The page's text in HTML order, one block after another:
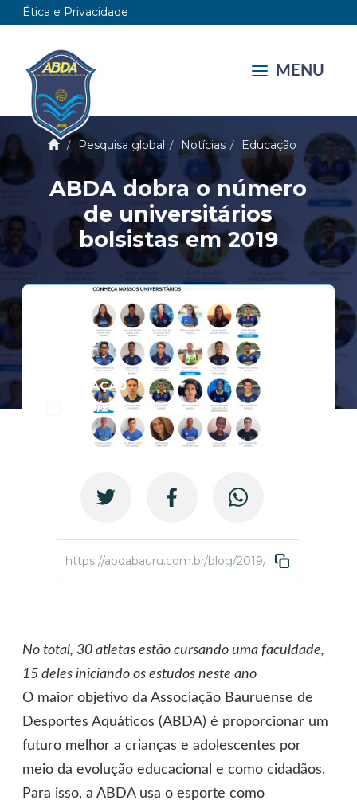
Ética e Privacidade
MENU
Pesquisa global Notícias Educação
ABDA dobra o número
de universitários
bolsistas em 2019
EDUCAÇÃO
18/02/2019
https://abdabauru.com.br/blog/2019/02/18/abda-
No total, 30 atletas estão cursando uma faculdade,
15 deles iniciando os estudos neste ano
O maior objetivo da Associação Bauruense de
Desportes Aquáticos (ABDA) é proporcionar um
futuro melhor a crianças e adolescentes por
meio da evolução educacional e como cidadãos.
Para isso, a ABDA usa o esporte como